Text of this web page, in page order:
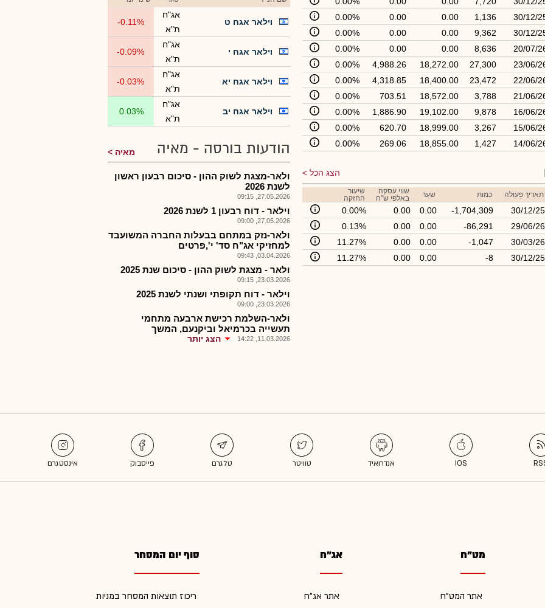
30/12/
1,136
0.00
0.00
0.00%
30/12/
9,362
0.00
0.00
0.00%
20/07/
8,636
0.00
0.00
0.00%
23/06/
27,300
18,272.00
4,988.26
0.00%
22/06/
23,472
18,400.00
4,318.85
0.00%
21/06/
3,788
18,572.00
703.51
0.00%
16/06/
9,878
19,102.00
1,886.90
0.00%
15/06/
3,267
18,999.00
620.70
0.00%
14/06/
1,427
18,855.00
269.06
0.00%
הצג הכל
תאריך פעולה כמות שער
שווי עסקה
באלפי ש"ח
שיעור
החזקה
30/12/25
-1,704,309
0.00
0.00
0.00%
29/06/26
-86,291
0.00
0.00
0.13%
30/03/26
-1,047
0.00
0.00
11.27%
30/12/25
-8
0.00
0.00
11.27%
וילאר אגח ט
אג"ח
ת"א
-0.11%
וילאר אגח י
אג"ח
ת"א
-0.09%
וילאר אגח יא
אג"ח
ת"א
-0.03%
וילאר אגח יב
אג"ח
ת"א
0.03%
הודעות בורסה - מאיה מאיה
ולאר-מצגת לשוק ההון - סיכום רבעון ראשון
לשנת 2026
27.05.2026, 09:15
וילאר - דוח רבעון 1 לשנת 2026
27.05.2026, 09:00
ולאר-נזק במתחם בבעלות החברה המשועבד
למחזיקי אג"ח סד' י',פרטים
03.04.2026, 09:43
ולאר - מצגת לשוק ההון - סיכום שנת 2025
23.03.2026, 09:15
וילאר - דוח תקופתי ושנתי לשנת 2025
23.03.2026, 09:00
ולאר-השלמת רכישת ארבעה מתחמי
תעשייה בכרמיאל וביקנעם, המשך
11.03.2026, 14:22 הצג יותר
מט"ח
אתר המט"ח
אג"ח
אתר אג"ח
סוף יום המסחר
ריכוז תוצאות המסחר במניות